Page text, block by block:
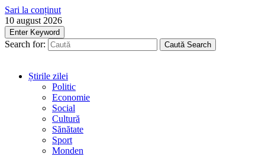
Sari la conținut
10 august 2026
Enter Keyword
Search for: Caută Search
Știrile zilei
Politic
Economie
Social
Cultură
Sănătate
Sport
Monden